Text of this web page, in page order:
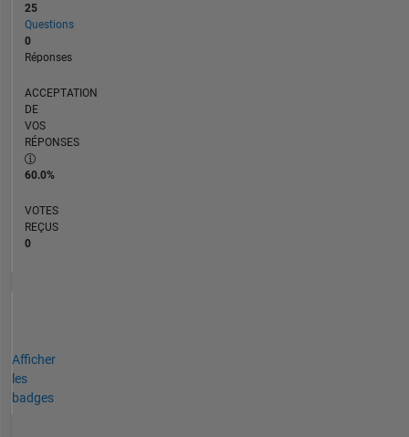
25
Questions
0
Réponses
ACCEPTATION
DE
VOS
RÉPONSES
60.0%
VOTES
REÇUS
0
Afficher
les
badges